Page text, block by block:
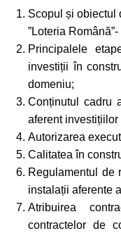
Scopul și obiectul
”Loteria Română”-
Principalele
investiții în
domeniu;
Conținutul cadru
aferent investițiilor
Autorizarea
Calitatea în
Regulamentul de
instalații aferente
Atribuirea
contractelor de